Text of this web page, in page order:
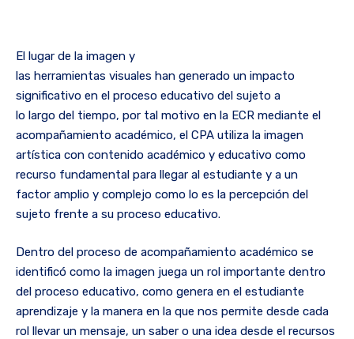
El lugar de la imagen y
las herramientas visuales han generado un impacto
significativo en el proceso educativo del sujeto a
lo largo del tiempo, por tal motivo en la ECR mediante el
acompañamiento académico, el CPA utiliza la imagen
artística con contenido académico y educativo como
recurso fundamental para llegar al estudiante y a un
factor amplio y complejo como lo es la percepción del
sujeto frente a su proceso educativo.
Dentro del proceso de acompañamiento académico se
identificó como la imagen juega un rol importante dentro
del proceso educativo, como genera en el estudiante
aprendizaje y la manera en la que nos permite desde cada
rol llevar un mensaje, un saber o una idea desde el recursos